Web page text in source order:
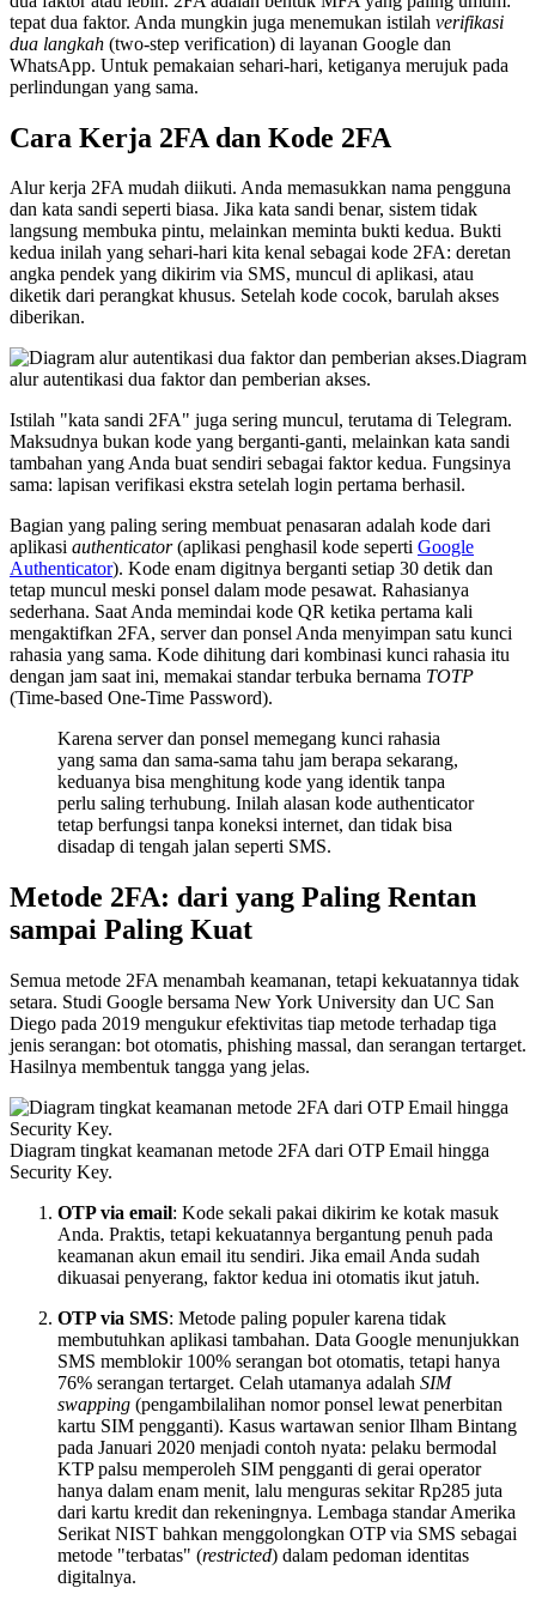
tepat dua faktor. Anda mungkin juga menemukan istilah verifikasi
dua langkah (two-step verification) di layanan Google dan
WhatsApp. Untuk pemakaian sehari-hari, ketiganya merujuk pada
perlindungan yang sama.
Cara Kerja 2FA dan Kode 2FA
Alur kerja 2FA mudah diikuti. Anda memasukkan nama pengguna
dan kata sandi seperti biasa. Jika kata sandi benar, sistem tidak
langsung membuka pintu, melainkan meminta bukti kedua. Bukti
kedua inilah yang sehari-hari kita kenal sebagai kode 2FA: deretan
angka pendek yang dikirim via SMS, muncul di aplikasi, atau
diketik dari perangkat khusus. Setelah kode cocok, barulah akses
diberikan.
Diagram
alur autentikasi dua faktor dan pemberian akses.
Istilah "kata sandi 2FA" juga sering muncul, terutama di Telegram.
Maksudnya bukan kode yang berganti-ganti, melainkan kata sandi
tambahan yang Anda buat sendiri sebagai faktor kedua. Fungsinya
sama: lapisan verifikasi ekstra setelah login pertama berhasil.
Bagian yang paling sering membuat penasaran adalah kode dari
aplikasi authenticator(aplikasi penghasil kode seperti Google
Authenticator). Kode enam digitnya berganti setiap 30 detik dan
tetap muncul meski ponsel dalam mode pesawat. Rahasianya
sederhana. Saat Anda memindai kode QR ketika pertama kali
mengaktifkan 2FA, server dan ponsel Anda menyimpan satu kunci
rahasia yang sama. Kode dihitung dari kombinasi kunci rahasia itu
dengan jam saat ini, memakai standar terbuka bernama TOTP
(Time-based One-Time Password).
Karena server dan ponsel memegang kunci rahasia
yang sama dan sama-sama tahu jam berapa sekarang,
keduanya bisa menghitung kode yang identik tanpa
perlu saling terhubung. Inilah alasan kode authenticator
tetap berfungsi tanpa koneksi internet, dan tidak bisa
disadap di tengah jalan seperti SMS.
Metode 2FA: dari yang Paling Rentan
sampai Paling Kuat
Semua metode 2FA menambah keamanan, tetapi kekuatannya tidak
setara. Studi Google bersama New York University dan UC San
Diego pada 2019 mengukur efektivitas tiap metode terhadap tiga
jenis serangan: bot otomatis, phishing massal, dan serangan tertarget.
Hasilnya membentuk tangga yang jelas.
Diagram tingkat keamanan metode 2FA dari OTP Email hingga
Security Key.
OTP via email: Kode sekali pakai dikirim ke kotak masuk
Anda. Praktis, tetapi kekuatannya bergantung penuh pada
keamanan akun email itu sendiri. Jika email Anda sudah
dikuasai penyerang, faktor kedua ini otomatis ikut jatuh.
OTP via SMS: Metode paling populer karena tidak
membutuhkan aplikasi tambahan. Data Google menunjukkan
SMS memblokir 100% serangan bot otomatis, tetapi hanya
76% serangan tertarget. Celah utamanya adalah SIM
swapping (pengambilalihan nomor ponsel lewat penerbitan
kartu SIM pengganti). Kasus wartawan senior Ilham Bintang
pada Januari 2020 menjadi contoh nyata: pelaku bermodal
KTP palsu memperoleh SIM pengganti di gerai operator
hanya dalam enam menit, lalu menguras sekitar Rp285 juta
dari kartu kredit dan rekeningnya. Lembaga standar Amerika
Serikat NIST bahkan menggolongkan OTP via SMS sebagai
metode "terbatas" (restricted) dalam pedoman identitas
digitalnya.